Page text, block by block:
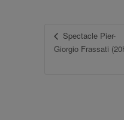
Spectacle Pier-
Giorgio Frassati